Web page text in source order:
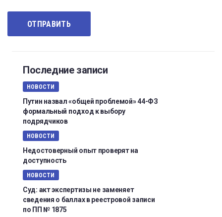
Последние записи
НОВОСТИ
Путин назвал «общей проблемой» 44-ФЗ
формальный подход к выбору
подрядчиков
НОВОСТИ
Недостоверный опыт проверят на
доступность
НОВОСТИ
Суд: акт экспертизы не заменяет
сведения о баллах в реестровой записи
по ПП № 1875